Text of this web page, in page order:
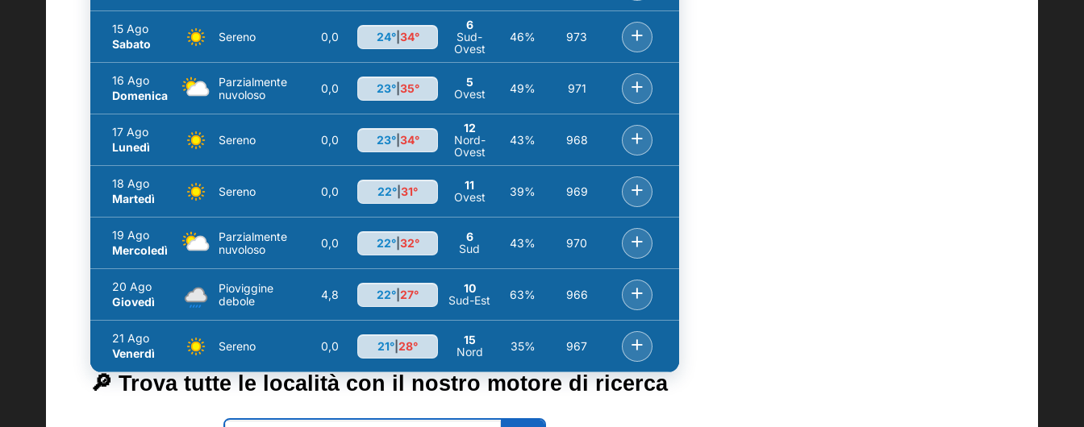
15 Ago
Sabato
Sereno 0,0 24°| 34°
6
Sud-
Ovest
46% 973 +
16 Ago
Domenica
Parzialmente
nuvoloso
0,0 23°| 35°
5
Ovest
49% 971 +
17 Ago
Lunedì
Sereno 0,0 23°| 34°
12
Nord-
Ovest
43% 968 +
18 Ago
Martedì
Sereno 0,0 22° 31°
11
Ovest
39% 969 +
19 Ago
Mercoledì
Parzialmente
nuvoloso
0,0 22°| 32°
6
Sud
43% 970 +
20 Ago
Giovedì
Pioviggine
debole
4,8 22° 27°
10
Sud-Est
63% 966 +
21 Ago
Venerdì
Sereno 0,0 21° 28°
15
Nord
35% 967 +
🔎 Trova tutte le località con il nostro motore di ricerca